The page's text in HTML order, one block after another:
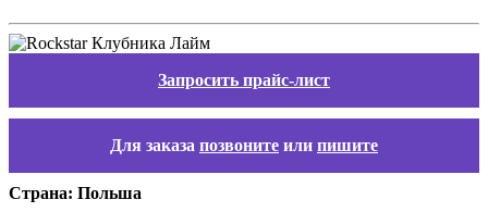
Запросить прайс-лист
Для заказа позвоните или пишите
Страна: Польша